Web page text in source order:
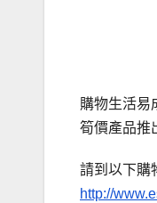
購物生活易
筍價產品推
請到以下購
http://